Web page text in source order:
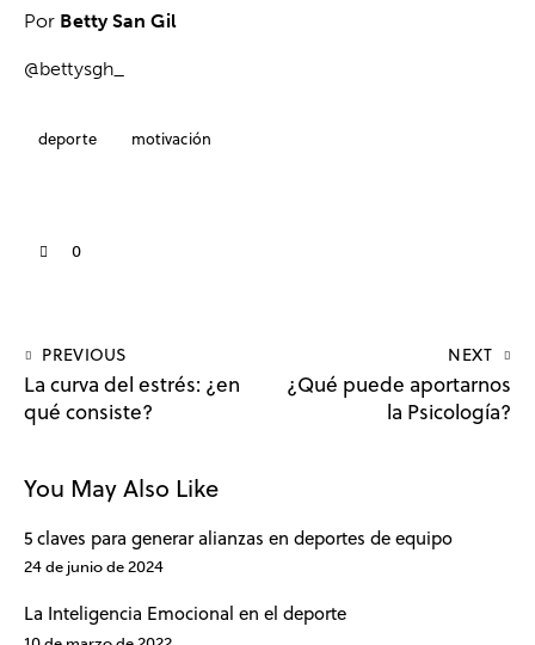
Por Betty San Gil
@bettysgh_
deporte motivación
0
PREVIOUS
La curva del estrés: ¿en
qué consiste?
NEXT
¿Qué puede aportarnos
la Psicología?
You May Also Like
5 claves para generar alianzas en deportes de equipo
24 de junio de 2024
La Inteligencia Emocional en el deporte